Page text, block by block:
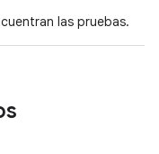
las pruebas.